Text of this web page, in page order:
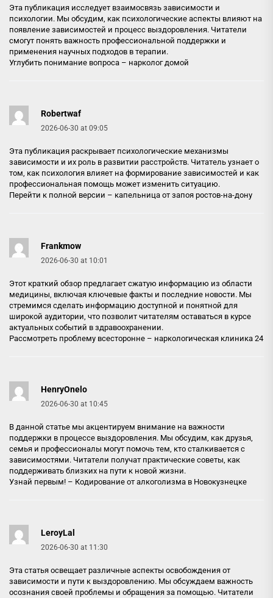
Эта публикация исследует взаимосвязь зависимости и
психологии. Мы обсудим, как психологические аспекты влияют на
появление зависимостей и процесс выздоровления. Читатели
смогут понять важность профессиональной поддержки и
применения научных подходов в терапии.
Углубить понимание вопроса – нарколог домой
Robertwaf
2026-06-30 at 09:05
Эта публикация раскрывает психологические механизмы
зависимости и их роль в развитии расстройств. Читатель узнает о
том, как психология влияет на формирование зависимостей и как
профессиональная помощь может изменить ситуацию.
Перейти к полной версии – капельница от запоя ростов-на-дону
Frankmow
2026-06-30 at 10:01
Этот краткий обзор предлагает сжатую информацию из области
медицины, включая ключевые факты и последние новости. Мы
стремимся сделать информацию доступной и понятной для
широкой аудитории, что позволит читателям оставаться в курсе
актуальных событий в здравоохранении.
Рассмотреть проблему всесторонне – наркологическая клиника 24
HenryOnelo
2026-06-30 at 10:45
В данной статье мы акцентируем внимание на важности
поддержки в процессе выздоровления. Мы обсудим, как друзья,
семья и профессионалы могут помочь тем, кто сталкивается с
зависимостями. Читатели получат практические советы, как
поддерживать близких на пути к новой жизни.
Узнай первым! – Кодирование от алкоголизма в Новокузнецке
LeroyLal
2026-06-30 at 11:30
Эта статья освещает различные аспекты освобождения от
зависимости и пути к выздоровлению. Мы обсуждаем важность
осознания своей проблемы и обращения за помощью. Читатели